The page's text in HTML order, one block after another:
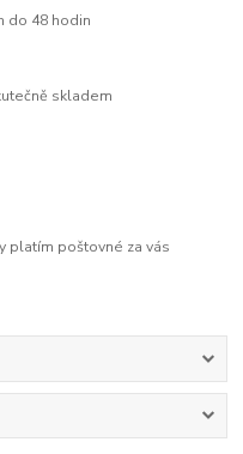
do 48 hodin
skladem
platím poštovné za vás